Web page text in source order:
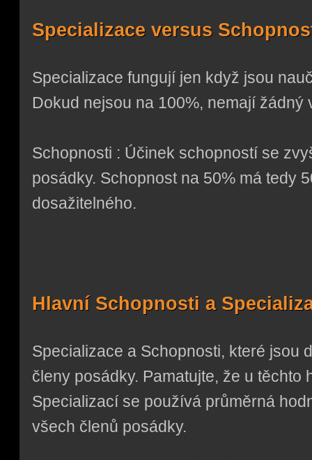
Specializace versus
Specializace fungují jen když jsou
Dokud nejsou na 100%, nemají žádný
Schopnosti : Účinek schopností se
posádky. Schopnost na 50% má tedy
dosažitelného.
Hlavní Schopnosti a
Specializace a Schopnosti, které jsou
členy posádky. Pamatujte, že u těchto
Specializací se používá průměrná
všech členů posádky.